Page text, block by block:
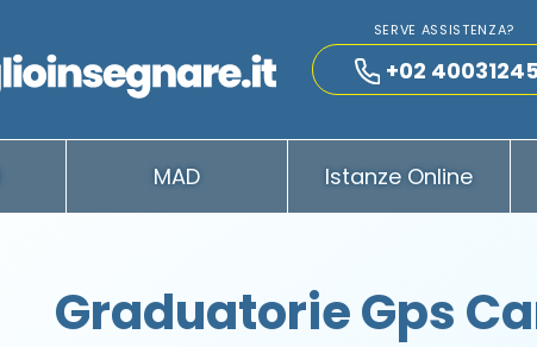
SERVE ASSISTENZA?
+02 40031245
MAD Istanze Online
Graduatorie Gps